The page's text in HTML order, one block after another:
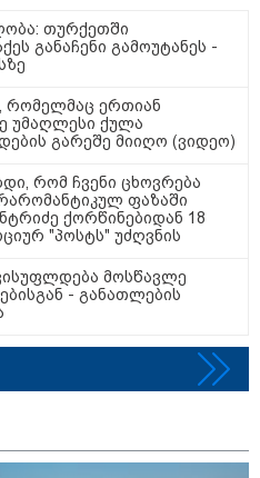
თურქეთში
განაჩენი გამოუტანეს -
რომელმაც ერთიან
უმაღლესი ქულა
გარეშე მიიღო (ვიდეო)
რომ ჩვენი ცხოვრება
ფაზაში
ქორწინებიდან 18
"პოსტს" უძღვნის
მოსწავლე
- განათლების